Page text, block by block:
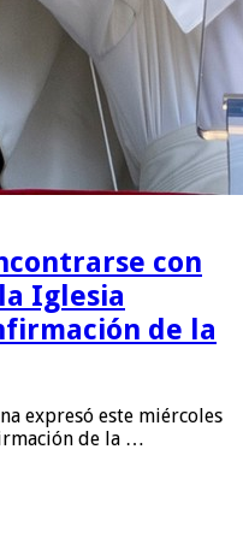
con
Iglesia
de la
expresó este miércoles
de la …